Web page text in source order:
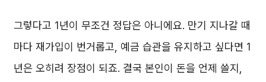
그렇다고 1년이 무조건 정답은 아니에요. 만기 지나갈 때
마다 재가입이 번거롭고, 예금 습관을 유지하고 싶다면 1
년은 오히려 장점이 되죠. 결국 본인이 돈을 언제 쓸지,